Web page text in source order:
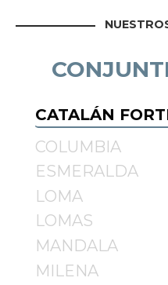
CATALÁN
COLUMBIA
ESMERALDA
LOMA
LOMAS
MANDALA
MILENA